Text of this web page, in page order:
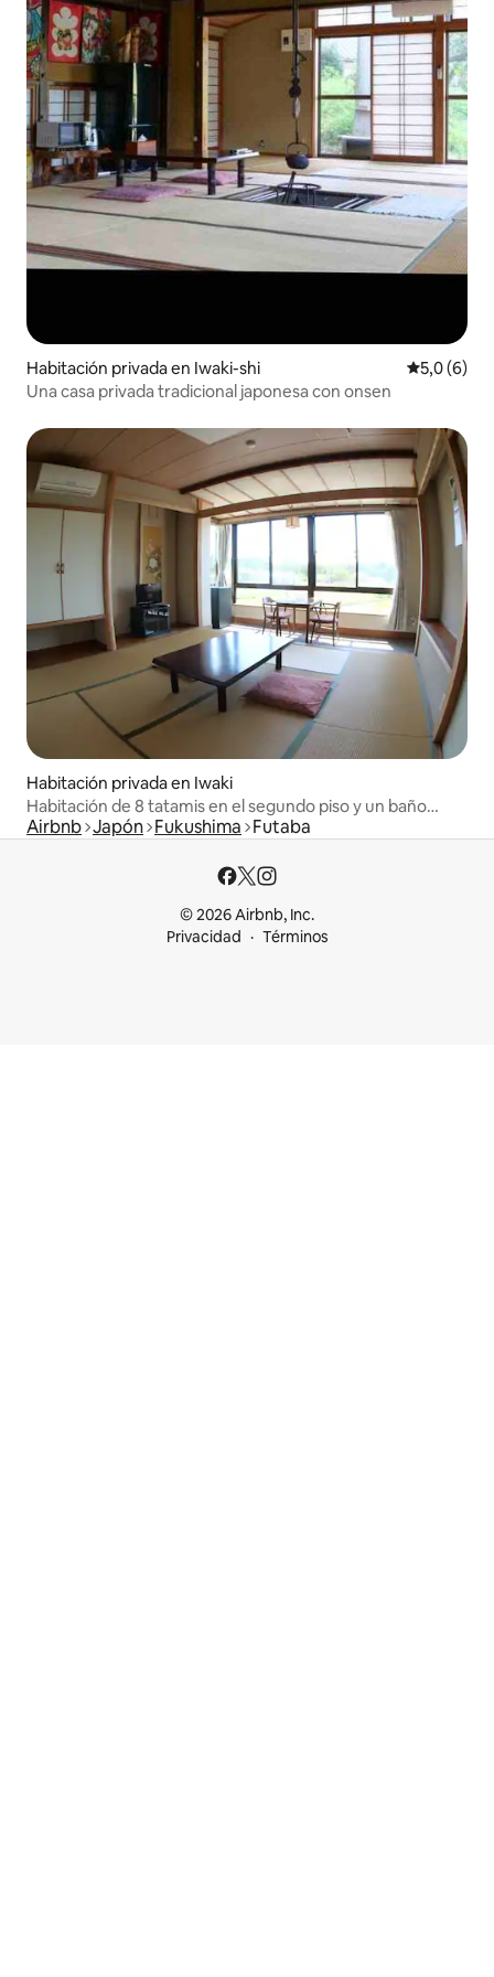
Habitación privada en Iwaki-shi
5,0 (6)
Una casa privada tradicional japonesa con onsen
Habitación privada en Iwaki
Habitación de 8 tatamis en el segundo piso y un baño
público de aguas termales impecable 【Minpaku
Airbnb Japón Fukushima Futaba
© 2026 Airbnb, Inc.
Privacidad
Términos